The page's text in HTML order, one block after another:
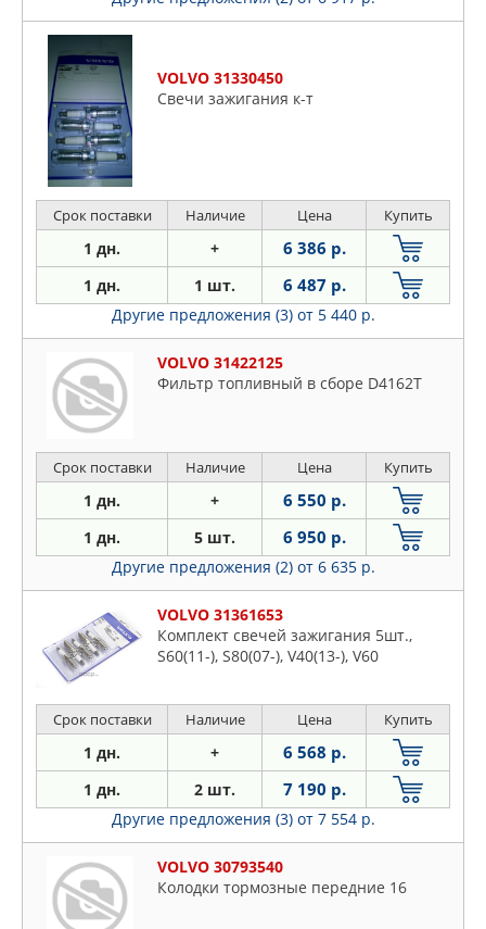
VOLVO 31330450
Свечи зажигания к-т
Срок поставки Наличие Цена Купить
1 дн. + 6 386 р.
1 дн. 1 шт. 6 487 р.
Другие предложения (3) от 5 440 р.
VOLVO 31422125
Фильтр топливный в сборе D4162T
Срок поставки Наличие Цена Купить
1 дн. + 6 550 р.
1 дн. 5 шт. 6 950 р.
Другие предложения (2) от 6 635 р.
VOLVO 31361653
Комплект свечей зажигания 5шт.,
S60(11-), S80(07-), V40(13-), V60
Срок поставки Наличие Цена Купить
1 дн. + 6 568 р.
1 дн. 2 шт. 7 190 р.
Другие предложения (3) от 7 554 р.
VOLVO 30793540
Колодки тормозные передние 16